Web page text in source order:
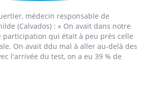
médecin responsable de
(Calvados) : « On avait dans notre
participation qui était à peu près celle
On avait ddu mal à aller au-delà des
l'arrivée du test, on a eu 39 % de